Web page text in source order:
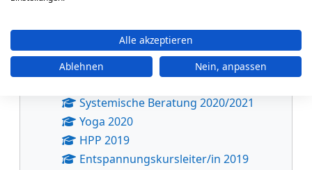
EKL
Yogalehrer*in 2022 - 2024
Pilatestrainer*in 2021
Systemische Beratung 2020/2021
Yoga 2020
HPP 2019
Entspannungskursleiter/in 2019
Alle akzeptieren
Ablehnen
Nein, anpassen